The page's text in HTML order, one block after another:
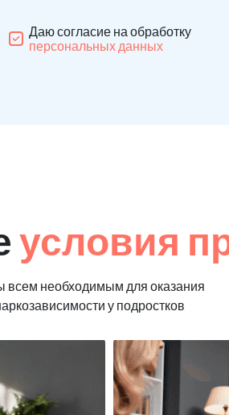
Даю согласие на обработку
персональных данных
условия
всем необходимым для оказания
у подростков